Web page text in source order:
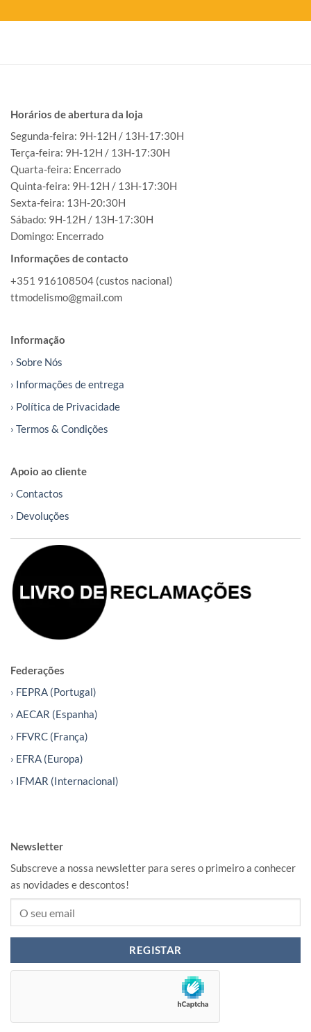
Horários de abertura da loja
Segunda-feira: 9H-12H / 13H-17:30H
Terça-feira: 9H-12H / 13H-17:30H
Quarta-feira: Encerrado
Quinta-feira: 9H-12H / 13H-17:30H
Sexta-feira: 13H-20:30H
Sábado: 9H-12H / 13H-17:30H
Domingo: Encerrado
Informações de contacto
+351 916108504 (custos nacional)
ttmodelismo@gmail.com
Informação
› Sobre Nós
› Informações de entrega
› Política de Privacidade
› Termos & Condições
Apoio ao cliente
› Contactos
› Devoluções
Federações
› FEPRA (Portugal)
› AECAR (Espanha)
› FFVRC (França)
› EFRA (Europa)
› IFMAR (Internacional)
Newsletter
Subscreve a nossa newsletter para seres o primeiro a conhecer
as novidades e descontos!